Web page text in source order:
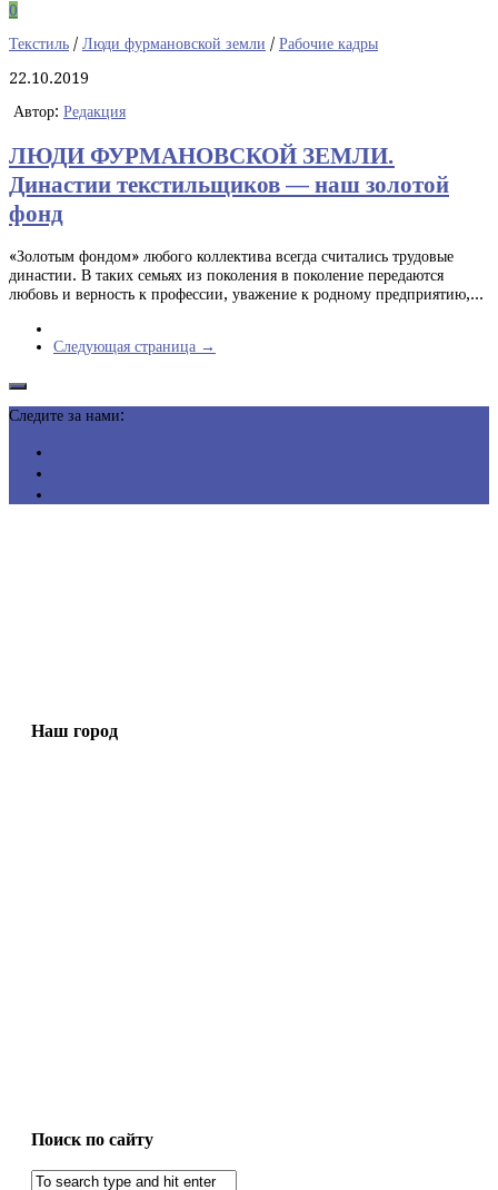
0
Текстиль / Люди фурмановской земли / Рабочие кадры
22.10.2019
Автор: Редакция
ЛЮДИ ФУРМАНОВСКОЙ ЗЕМЛИ.
Династии текстильщиков — наш золотой
фонд
«Золотым фондом» любого коллектива всегда считались трудовые
династии. В таких семьях из поколения в поколение передаются
любовь и верность к профессии, уважение к родному предприятию,...
Следующая страница →
Следите за нами:
Наш город
Поиск по сайту